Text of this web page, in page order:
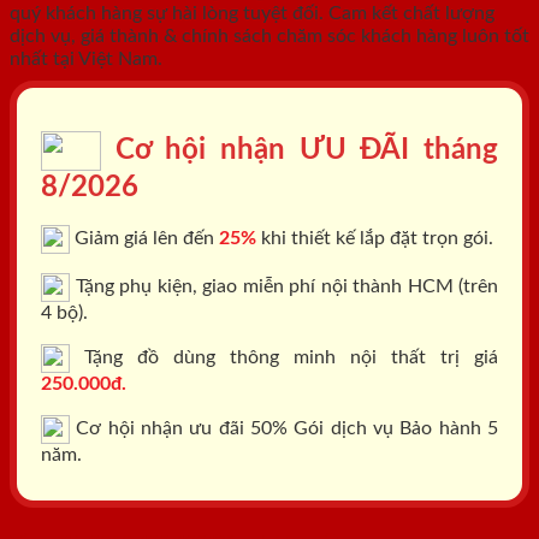
quý khách hàng sự hài lòng tuyệt đối. Cam kết chất lượng
dịch vụ, giá thành & chính sách chăm sóc khách hàng luôn tốt
nhất tại Việt Nam.
Cơ hội nhận ƯU ĐÃI tháng
8/2026
Giảm giá lên đến 25% khi thiết kế lắp đặt trọn gói.
Tặng phụ kiện, giao miễn phí nội thành HCM (trên
4 bộ).
Tặng đồ dùng thông minh nội thất trị giá
250.000đ.
Cơ hội nhận ưu đãi 50% Gói dịch vụ Bảo hành 5
năm.